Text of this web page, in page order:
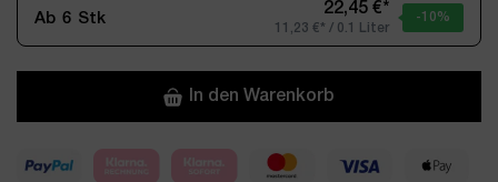
Ab 6 Stk
22,45 €*
11,23 €* / 0.1 Liter
-10%
In den Warenkorb